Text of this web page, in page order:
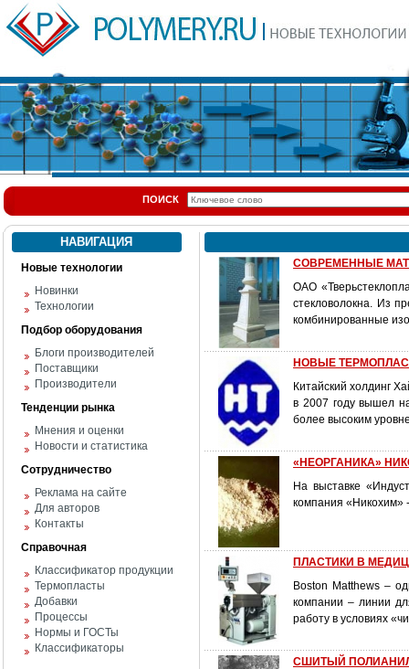
ПОИСК
НАВИГАЦИЯ
Новые технологии
Новинки
Технологии
Подбор оборудования
Блоги производителей
Поставщики
Производители
Тенденции рынка
Мнения и оценки
Новости и статистика
Сотрудничество
Реклама на сайте
Для авторов
Контакты
Справочная
Классификатор продукции
Термопласты
Добавки
Процессы
Нормы и ГОСТы
Классификаторы
СОВРЕМЕННЫЕ
ОАО
стекловолокна. Из
комбинированные
НОВЫЕ
Китайский холдинг
в 2007 году вышел
более высоким
«НЕОРГАНИКА»
На выставке
компания «Никохим»
ПЛАСТИКИ В
Boston Matthews –
компании – линии
работу в условиях
СШИТЫЙ